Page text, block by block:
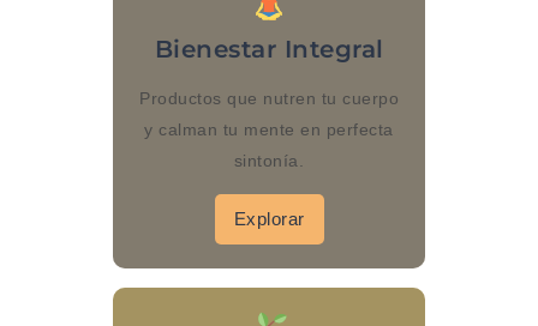
Bienestar Integral
Productos que nutren tu cuerpo
y calman tu mente en perfecta
sintonía.
Explorar